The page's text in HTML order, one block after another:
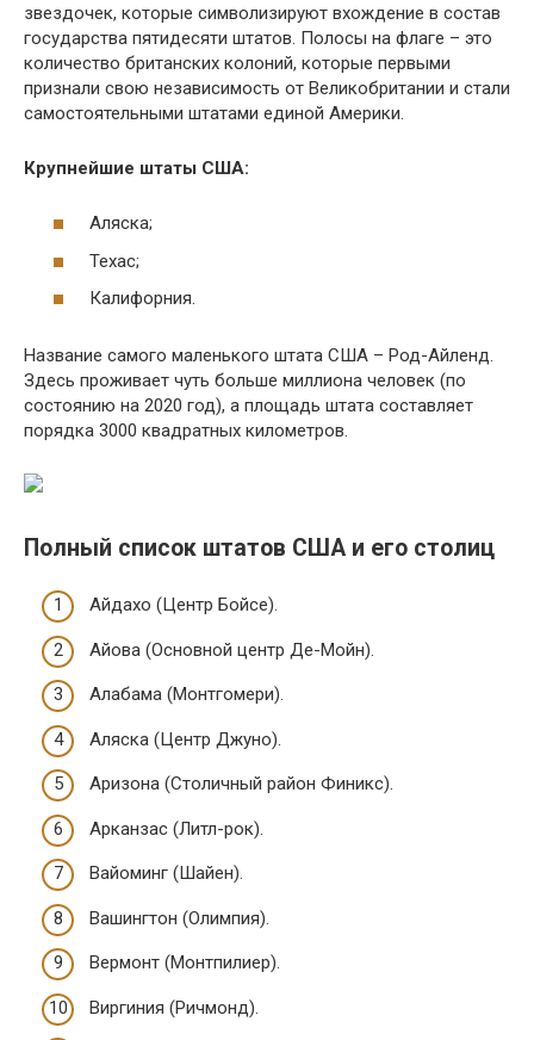
звездочек, которые символизируют вхождение в состав
государства пятидесяти штатов. Полосы на флаге – это
количество британских колоний, которые первыми
признали свою независимость от Великобритании и стали
самостоятельными штатами единой Америки.
Крупнейшие штаты США:
Аляска;
Техас;
Калифорния.
Название самого маленького штата США – Род-Айленд.
Здесь проживает чуть больше миллиона человек (по
состоянию на 2020 год), а площадь штата составляет
порядка 3000 квадратных километров.
Полный список штатов США и его столиц
Айдахо (Центр Бойсе).
Айова (Основной центр Де-Мойн).
Алабама (Монтгомери).
Аляска (Центр Джуно).
Аризона (Столичный район Финикс).
Арканзас (Литл-рок).
Вайоминг (Шайен).
Вашингтон (Олимпия).
Вермонт (Монтпилиер).
Виргиния (Ричмонд).